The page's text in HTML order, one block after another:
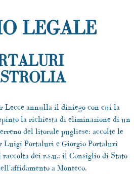
LEGALE
Lecce annulla il diniego con cui la
la richiesta di eliminazione di un
del litorale pugliese: accolte le
Luigi Portaluri e Giorgio Portaluri
dei r.s.u.: il Consiglio di Stato
a Monteco.